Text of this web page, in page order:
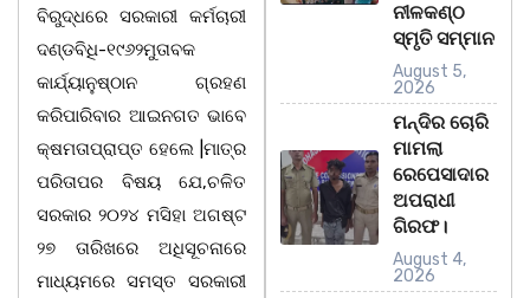
ବିରୁଦ୍ଧରେ ସରକାରୀ କର୍ମଚାରୀ
ଦଣ୍ଡବିଧି-୧୯୬୨ମୁତାବକ
କାର୍ଯ୍ୟାନୁଷ୍ଠାନ ଗ୍ରହଣ
କରିପାରିବାର ଆଇନଗତ ଭାବେ
କ୍ଷମତାପ୍ରାପ୍ତ ହେଲେ |ମାତ୍ର
ପରିତାପର ବିଷୟ ଯେ,ଚଳିତ
ସରକାର ୨୦୨୪ ମସିହା ଅଗଷ୍ଟ
୨୭ ତାରିଖରେ ଅଧିସୂଚନାରେ
ମାଧ୍ୟମରେ ସମସ୍ତ ସରକାରୀ
ନୀଳକଣ୍ଠ
ସ୍ମୃତି ସମ୍ମାନ
August 5,
2026
ମନ୍ଦିର ଚୋରି
ମାମଲା
ରେପେସାଦାର
ଅପରାଧୀ
ଗିରଫ।
August 4,
2026